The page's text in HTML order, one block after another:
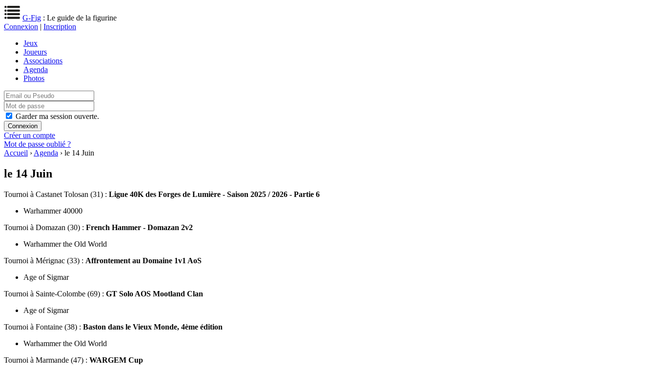
G-Fig : Le guide de la figurine
Connexion | Inscription
Jeux
Joueurs
Associations
Agenda
Photos
Garder ma session ouverte.
Créer un compte
Mot de passe oublié ?
Accueil › Agenda › le 14 Juin
le 14 Juin
Tournoi à Castanet Tolosan (31) : Ligue 40K des Forges de Lumière - Saison 2025 / 2026 - Partie 6
Warhammer 40000
Tournoi à Domazan (30) : French Hammer - Domazan 2v2
Warhammer the Old World
Tournoi à Mérignac (33) : Affrontement au Domaine 1v1 AoS
Age of Sigmar
Tournoi à Sainte-Colombe (69) : GT Solo AOS Mootland Clan
Age of Sigmar
Tournoi à Fontaine (38) : Baston dans le Vieux Monde, 4ème édition
Warhammer the Old World
Tournoi à Marmande (47) : WARGEM Cup